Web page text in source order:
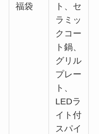
福袋
ト、セ
ラミッ
クコー
ト鍋、
グリル
プレー
ト、
LEDラ
イト付
スパイ